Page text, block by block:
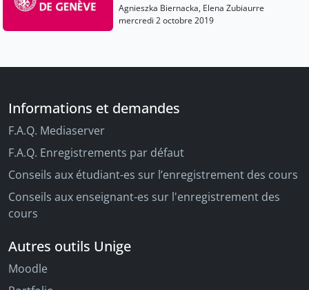
Agnieszka Biernacka, Elena Zubiaurre
mercredi 2 octobre 2019
Informations et demandes
F.A.Q. Mediaserver
F.A.Q. Enregistrements par défaut
Conseils aux étudiant-es sur l’enregistrement des cours
Conseils aux enseignant-es sur l'enregistrement des
cours
Autres outils Unige
Moodle